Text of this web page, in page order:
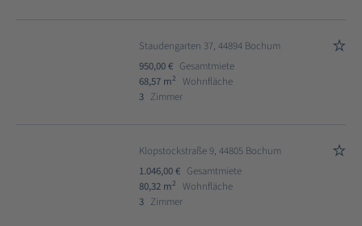
Staudengarten 37, 44894 Bochum
950,00 € Gesamtmiete
68,57 m2
Wohnfläche
3 Zimmer
Klopstockstraße 9, 44805 Bochum
1.046,00 € Gesamtmiete
80,32 m2
Wohnfläche
3 Zimmer